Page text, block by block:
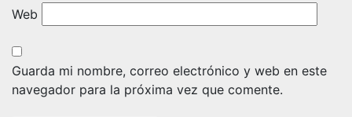
Web
Guarda mi nombre, correo electrónico y web en este
navegador para la próxima vez que comente.